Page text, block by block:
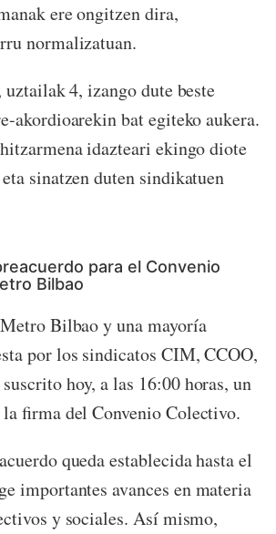
ere ongitzen dira,
normalizatuan.
uztailak 4, izango dute beste
akordioarekin bat egiteko aukera.
idazteari ekingo diote
sinatzen duten sindikatuen
para el Convenio
Bilbao
Bilbao y una mayoría
por los sindicatos CIM, CCOO,
hoy, a las 16:00 horas, un
la firma del Convenio Colectivo.
queda establecida hasta el
importantes avances en materia
y sociales. Así mismo,